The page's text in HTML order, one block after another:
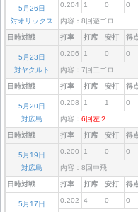
5月26日
対オリックス
0.204 1 0 0
内容：8回遊ゴロ
日時対戦 打率 打席 安打 得
5月23日
対ヤクルト
0.206 1 0 0
内容：7回二ゴロ
日時対戦 打率 打席 安打 得
5月20日
対広島
0.208 1 1 0
内容： 6回左２
日時対戦 打率 打席 安打 得
5月19日
対広島
0.200 1 0 0
内容：8回中飛
日時対戦 打率 打席 安打 得
5月17日
0.202 4 0 0